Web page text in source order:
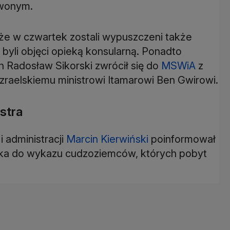
w czwartek zostali wypuszczeni także
objęci opieką konsularną. Ponadto
Sikorski zwrócił się do MSWiA z
ministrowi Itamarowi Ben Gwirowi.
administracji Marcin Kierwiński poinformował
do wykazu cudzoziemców, których pobyt